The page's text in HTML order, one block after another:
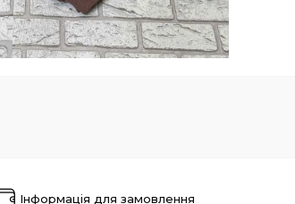
Інформація для замовлення